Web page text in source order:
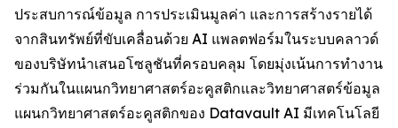
ประสบการณ์ข้อมูล การประเมินมูลค่า และการสร้างรายได้
จากสินทรัพย์ที่ขับเคลื่อนด้วย AI แพลตฟอร์มในระบบคลาวด์
ของบริษัทนำเสนอโซลูชันที่ครอบคลุม โดยมุ่งเน้นการทำงาน
ร่วมกันในแผนกวิทยาศาสตร์อะคูสติกและวิทยาศาสตร์ข้อมูล
แผนกวิทยาศาสตร์อะคูสติกของ Datavault AI มีเทคโนโลยี